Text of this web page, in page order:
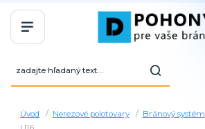
Úvod Nerezové polotovary Bránový systém